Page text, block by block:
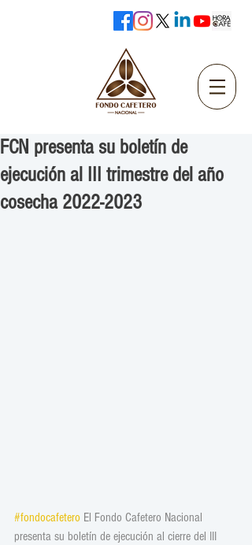
FCN presenta su boletín de
ejecución al III trimestre del año
cosecha 2022-2023
#fondocafetero El Fondo Cafetero Nacional
presenta su boletín de ejecución al cierre del III